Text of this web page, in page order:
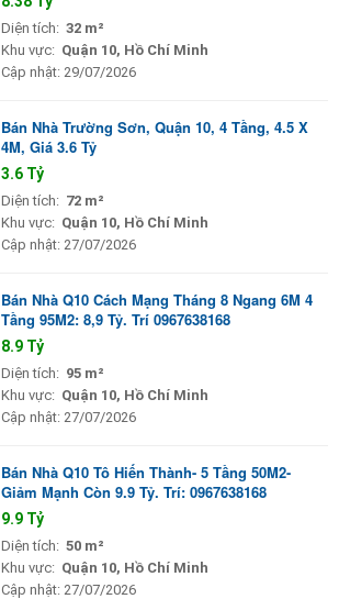
Diện tích: 32 m²
Khu vực: Quận 10, Hồ Chí Minh
Cập nhật: 29/07/2026
Bán Nhà Trường Sơn, Quận 10, 4 Tầng, 4.5 X
4M, Giá 3.6 Tỷ
3.6 Tỷ
Diện tích: 72 m²
Khu vực: Quận 10, Hồ Chí Minh
Cập nhật: 27/07/2026
Bán Nhà Q10 Cách Mạng Tháng 8 Ngang 6M 4
Tầng 95M2: 8,9 Tỷ. Trí 0967638168
8.9 Tỷ
Diện tích: 95 m²
Khu vực: Quận 10, Hồ Chí Minh
Cập nhật: 27/07/2026
Bán Nhà Q10 Tô Hiến Thành- 5 Tầng 50M2-
Giảm Mạnh Còn 9.9 Tỷ. Trí: 0967638168
9.9 Tỷ
Diện tích: 50 m²
Khu vực: Quận 10, Hồ Chí Minh
Cập nhật: 27/07/2026